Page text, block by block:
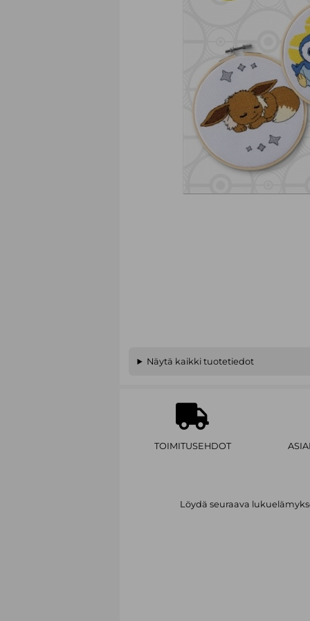
Näytä kaikki tuotetiedot
TOIMITUSEHDOT
Löydä seuraava